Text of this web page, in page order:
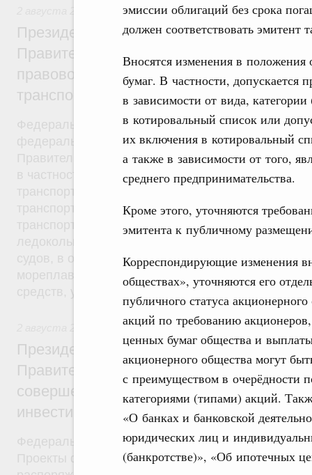
эмиссии облигаций без срока
должен соответствовать эмитент
Вносятся изменения в
бумаг. В частности,
в зависимости от вида,
в котировальный список или
их включения в котировальный
а также в зависимости от того,
среднего предпринимательства.
Кроме этого, уточняются
эмитента к публичному
Корреспондирующие изменения
обществах», уточняются его
публичного статуса
акций по требованию
ценных бумаг общества и
акционерного общества могут
с преимуществом в очерёдности
категориями (типами) акций.
«О банках и банковской
юридических лиц и
(банкротстве)», «Об ипотечных
Антитеррористическая безопасность
Президент России подписал
Правительством Федеральный закон об
правовом регулировании вопросов
транспортной безопасности
Федеральный закон от 2 августа 2019 года
федерального закона был внесён в Госдуму
Правительства от 21 марта 2015 года №469-р.
в частности, устанавливается, что в число
транспортной инфраструктуры, а также оценка
транспортной инфраструктуры, подлежащих
судов, в отношении которых применяются
мореплавания и требования в области охраны
средств, установленные международными
Общие вопросы промышленной политики
Президент России подписал
Правительством федеральные законы о
совершенствовании механизма
инвестиционных контрактов
Федеральные законы от 2 августа 2019 года
Проекты федеральных законов были внесены в